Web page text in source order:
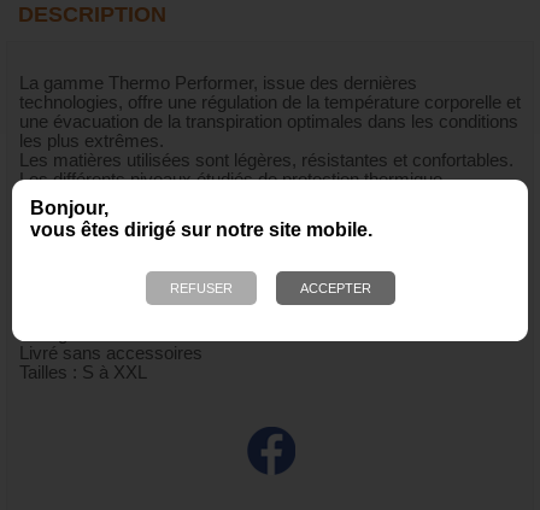
Bonjour,
vous êtes dirigé sur notre site mobile.
DESCRIPTION
La gamme Thermo Performer, issue des dernières
technologies, offre une régulation de la température corporelle et
une évacuation de la transpiration optimales dans les conditions
les plus extrêmes.
Les matières utilisées sont légères, résistantes et confortables.
Les différents niveaux étudiés de protection thermique
répondent à tout besoin sur le terrain.
Thermo-régulation
Evacuation de la transpiration
64% nylon 21% polyester 15% élasthanne 200 g/m²
Effet "seconde peau"
Livré sans accessoires
Tailles : S à XXL